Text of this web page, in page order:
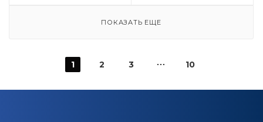
ПОКАЗАТЬ ЕЩЕ
1 2 3 10